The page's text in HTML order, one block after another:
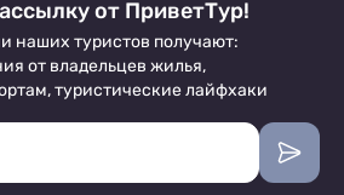
от ПриветТур!
наших туристов получают:
от владельцев жилья,
туристические лайфхаки